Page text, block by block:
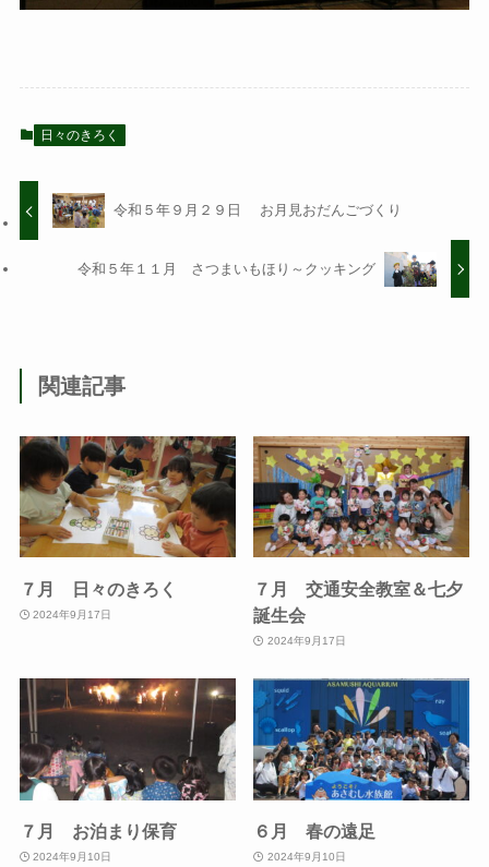
日々のきろく
令和５年９月２９日 お月見おだんごづくり
令和５年１１月 さつまいもほり～クッキング
関連記事
７月 日々のきろく
2024年9月17日
７月 交通安全教室＆七夕
誕生会
2024年9月17日
７月 お泊まり保育
2024年9月10日
６月 春の遠足
2024年9月10日